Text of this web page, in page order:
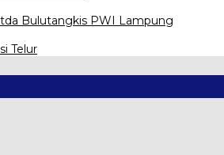
Bulutangkis PWI Lampung
Telur